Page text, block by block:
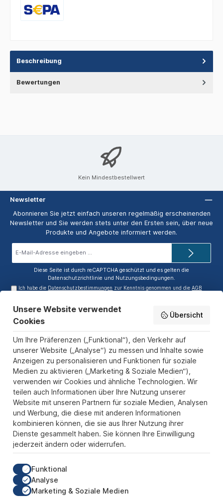
Beschreibung
Bewertungen
Kein Mindestbestellwert
Newsletter
Abonnieren Sie jetzt einfach unseren regelmäßig erscheinenden
Newsletter und Sie werden stets unter den Ersten sein, über neue
Produkte und Angebote informiert werden.
Diese Seite ist durch reCAPTCHA geschützt und es gelten die
Datenschutzrichtlinie und Nutzungsbedingungen.
Ich habe die Datenschutzbestimmungen zur Kenntnis genommen und dieAGB
Service-Hotline
Informationen
Zahlungs- und Versandarten
Sicher Einkaufen
Über uns
Der Pokal & Vereinsbedarf Onlineshop PokalExpress in Marl ist
Ihr Spezialist für Pokale, Medaillen und Trophäen aus Glas und
Resin, mit einem Fokus auf Säulenpokalen. Unser herausragender
Kundenservice zeichnet sich durch Schnelligkeit und
Zuverlässigkeit aus, um jedem Anlass gerecht zu werden. Wir
verstehen die Bedeutung jedes besonderen Moments und bieten
Erwartungen übertrifft. Ob online oder in unserem Showroom, bei
PokalExpress erwartet Sie Qualität, die begeistert, und ein
Unsere Website verwendet
Cookies
Übersicht
Um Ihre Präferenzen („Funktional“), den Verkehr auf
unserer Website („Analyse“) zu messen und Inhalte sowie
Anzeigen zu personalisieren und Funktionen für soziale
Medien zu aktivieren („Marketing & Soziale Medien“),
verwenden wir Cookies und ähnliche Technologien. Wir
teilen auch Informationen über Ihre Nutzung unserer
Website mit unseren Partnern für soziale Medien, Analysen
und Werbung, die diese mit anderen Informationen
kombinieren können, die sie aus Ihrer Nutzung ihrer
Dienste gesammelt haben. Sie können Ihre Einwilligung
jederzeit ändern oder widerrufen.
Funktional
Analyse
Marketing & Soziale Medien